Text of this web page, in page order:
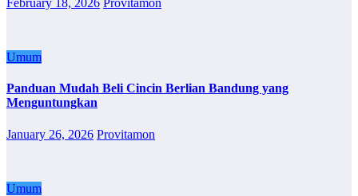
February 18, 2026 Provitamon
Umum
Panduan Mudah Beli Cincin Berlian Bandung yang
Menguntungkan
January 26, 2026 Provitamon
Umum